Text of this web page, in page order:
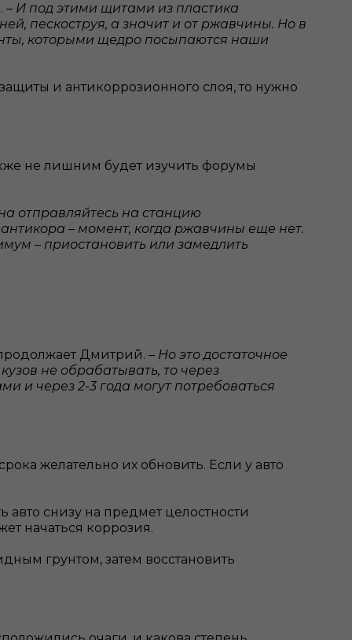
– И под этими щитами из пластика
пескоструя, а значит и от ржавчины. Но в
которыми щедро посыпаются наши
и антикоррозионного слоя, то нужно
не лишним будет изучить форумы
отправляйтесь на станцию
– момент, когда ржавчины еще нет.
– приостановить или замедлить
Дмитрий. – Но это достаточное
не обрабатывать, то через
и через 2-3 года могут потребоваться
желательно их обновить. Если у авто
снизу на предмет целостности
начаться коррозия.
грунтом, затем восстановить